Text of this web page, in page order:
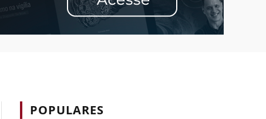
POPULARES